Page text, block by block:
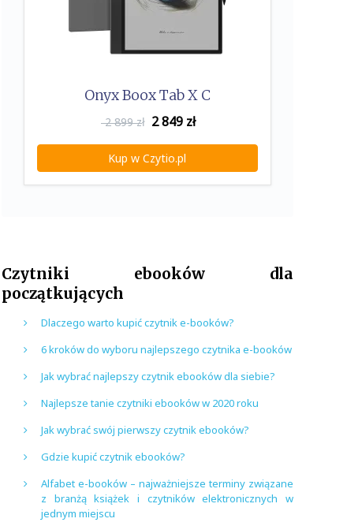
Onyx Boox Tab X C
2 899 zł 2 849 zł
Kup w Czytio.pl
Czytniki ebooków dla
początkujących
Dlaczego warto kupić czytnik e-booków?
6 kroków do wyboru najlepszego czytnika e-booków
Jak wybrać najlepszy czytnik ebooków dla siebie?
Najlepsze tanie czytniki ebooków w 2020 roku
Jak wybrać swój pierwszy czytnik ebooków?
Gdzie kupić czytnik ebooków?
Alfabet e-booków – najważniejsze terminy związane
z branżą książek i czytników elektronicznych w
jednym miejscu